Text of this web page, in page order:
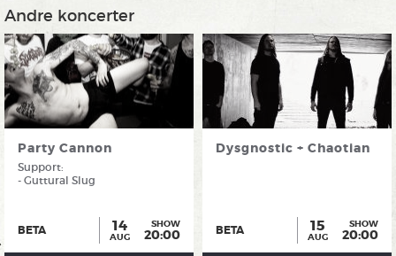
Andre koncerter
Party Cannon
Support:
- Guttural Slug
BETA 14
AUG
SHOW
20:00
Dysgnostic + Chaotian
BETA 15
AUG
SHOW
20:00